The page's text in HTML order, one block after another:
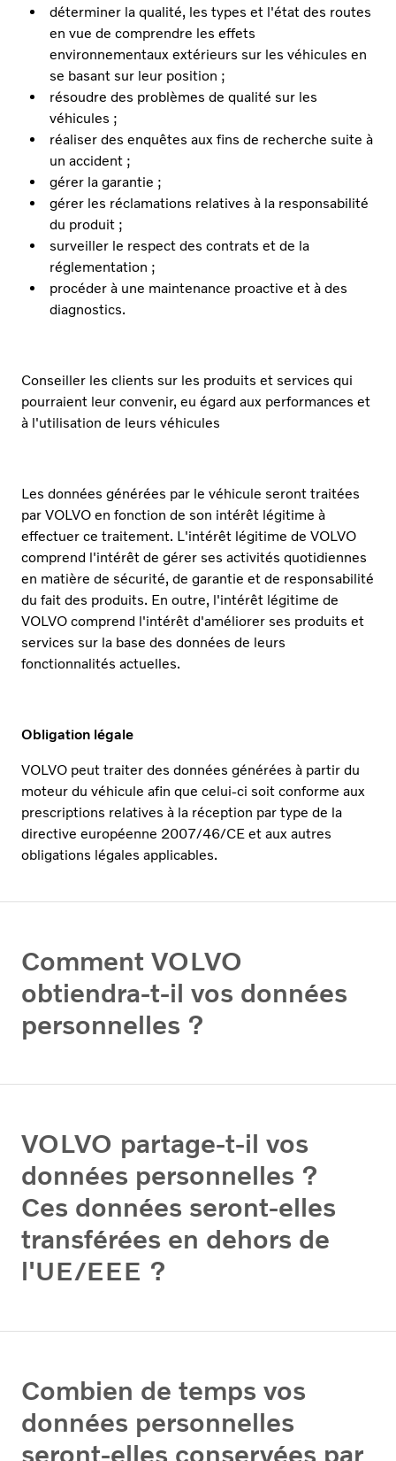
déterminer la qualité, les types et l'état des routes
en vue de comprendre les effets
environnementaux extérieurs sur les véhicules en
se basant sur leur position ;
résoudre des problèmes de qualité sur les
véhicules ;
réaliser des enquêtes aux fins de recherche suite à
un accident ;
gérer la garantie ;
gérer les réclamations relatives à la responsabilité
du produit ;
surveiller le respect des contrats et de la
réglementation ;
procéder à une maintenance proactive et à des
diagnostics.
Conseiller les clients sur les produits et services qui
pourraient leur convenir, eu égard aux performances et
à l'utilisation de leurs véhicules
Les données générées par le véhicule seront traitées
par VOLVO en fonction de son intérêt légitime à
effectuer ce traitement. L'intérêt légitime de VOLVO
comprend l'intérêt de gérer ses activités quotidiennes
en matière de sécurité, de garantie et de responsabilité
du fait des produits. En outre, l'intérêt légitime de
VOLVO comprend l'intérêt d'améliorer ses produits et
services sur la base des données de leurs
fonctionnalités actuelles.
Obligation légale
VOLVO peut traiter des données générées à partir du
moteur du véhicule afin que celui-ci soit conforme aux
prescriptions relatives à la réception par type de la
directive européenne 2007/46/CE et aux autres
obligations légales applicables.
Comment VOLVO
obtiendra-t-il vos données
personnelles ?
VOLVO partage-t-il vos
données personnelles ?
Ces données seront-elles
transférées en dehors de
l'UE/EEE ?
Combien de temps vos
données personnelles